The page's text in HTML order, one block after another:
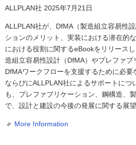
ALLPLAN社 2025年7月21日
ALLPLAN社が、DfMA（製造組立容易性
ションのメリット、実装における潜在的
における役割に関するeBookをリリース
造組立容易性設計（DfMA）やプレファブ
DfMAワークフローを支援するために必
ならびにALLPLAN社によるサポートにつ
も、プレファブリケーション、鋼構造、
で、設計と建設の今後の発展に関する展
More Information